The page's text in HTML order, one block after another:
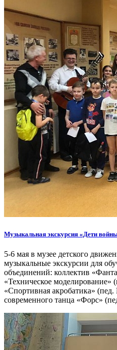
Музыкальная экскурсия «Дети
5-6 мая в музее детского
музыкальные экскурсии для
объединений: коллектив
«Техническое моделирование»
«Спортивная акробатика»
современного танца «Форс»